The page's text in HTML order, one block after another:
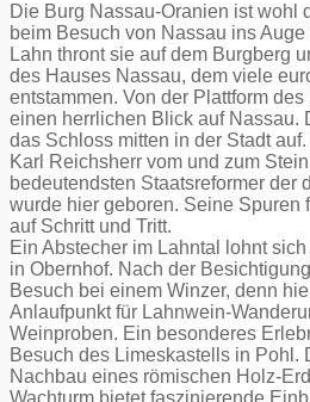
Die Burg Nassau-Oranien ist wohl
beim Besuch von Nassau ins
Lahn thront sie auf dem Burgberg
des Hauses Nassau, dem viele
entstammen. Von der Plattform
einen herrlichen Blick auf Nassau.
das Schloss mitten in der Stadt
Karl Reichsherr vom und zum
bedeutendsten Staatsreformer der
wurde hier geboren. Seine Spuren
auf Schritt und Tritt.
Ein Abstecher im Lahntal lohnt
in Obernhof. Nach der
Besuch bei einem Winzer, denn
Anlaufpunkt für Lahnwein-
Weinproben. Ein besonderes
Besuch des Limeskastells in Pohl.
Nachbau eines römischen Holz-